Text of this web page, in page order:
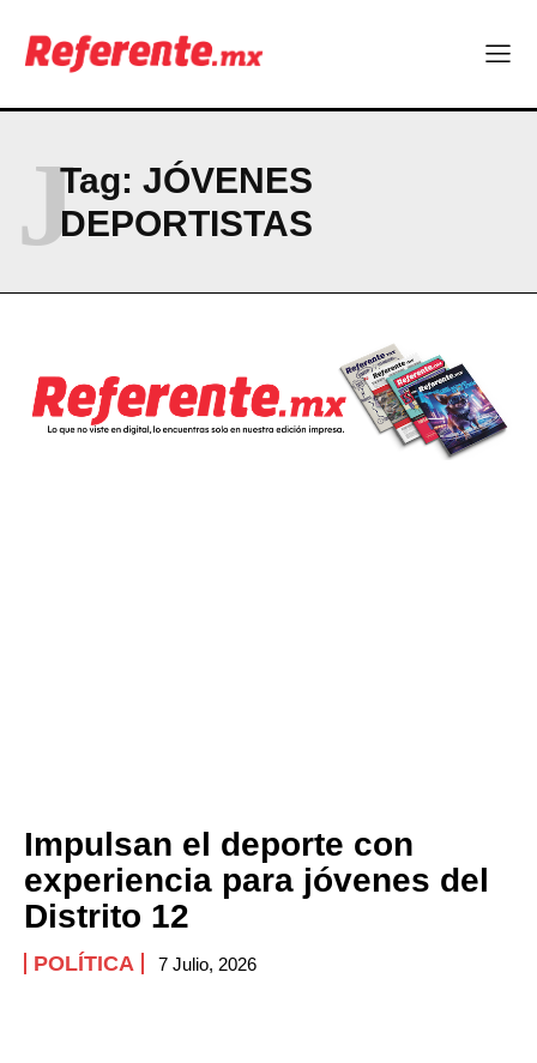
Tag: JÓVENES
DEPORTISTAS
J
Impulsan el deporte con
experiencia para jóvenes del
Distrito 12
POLÍTICA 7 Julio, 2026